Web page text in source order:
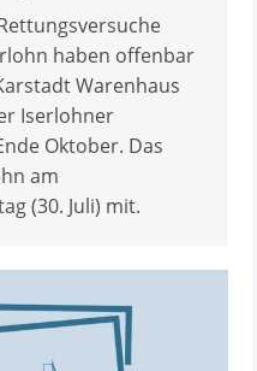
haben offenbar
Warenhaus
Iserlohner
Oktober. Das
am
(30. Juli) mit.